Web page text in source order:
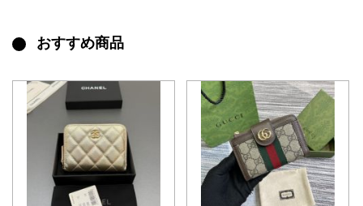
おすすめ商品